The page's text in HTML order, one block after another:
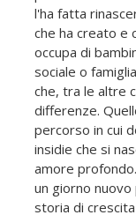
l'ha fatta
che ha creato e
occupa di
sociale o
che, tra le altre
differenze.
percorso in cui
insidie che si
amore
un giorno
storia di